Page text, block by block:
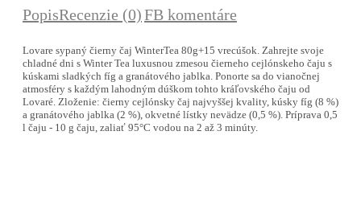
PopisRecenzie (0)FB komentáre
Lovare sypaný čierny čaj WinterTea 80g+15 vrecúšok. Zahrejte svoje
chladné dni s Winter Tea luxusnou zmesou čierneho cejlónskeho čaju s
kúskami sladkých fíg a granátového jablka. Ponorte sa do vianočnej
atmosféry s každým lahodným dúškom tohto kráľovského čaju od
Lovaré. Zloženie: čierny cejlónsky čaj najvyššej kvality, kúsky fíg (8 %)
a granátového jablka (2 %), okvetné lístky nevädze (0,5 %). Príprava 0,5
l čaju - 10 g čaju, zaliať 95°C vodou na 2 až 3 minúty.